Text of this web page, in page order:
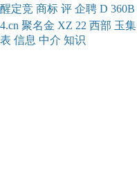
醒定竞 商标 评 企聘 D 360B
4.cn 聚名金 XZ 22 西部 玉集
表 信息 中介 知识